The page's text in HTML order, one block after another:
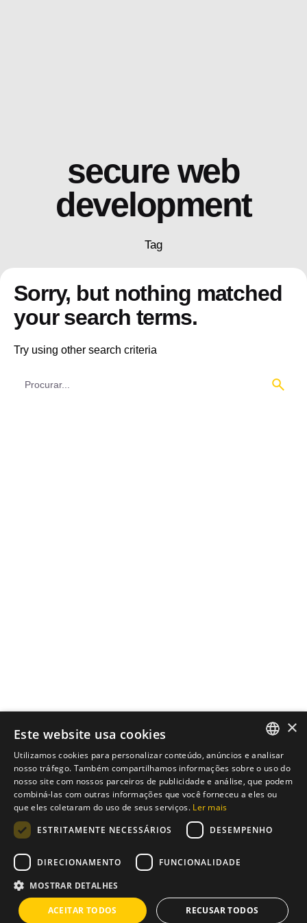
secure web
development
Tag
Sorry, but nothing matched
your search terms.
Try using other search criteria
Instagram/Whatsapp
Tens uma ideia?
Nós temos a solução
info@brixius.pt
Carreira
ENGLISH
PT
×
Este website usa cookies
Utilizamos cookies para personalizar conteúdo, anúncios e analisar
nosso tráfego. Também compartilhamos informações sobre o uso do
nosso site com nossos parceiros de publicidade e análise, que podem
combiná-las com outras informações que você forneceu a eles ou
que eles coletaram do uso de seus serviços. Ler mais
ESTRITAMENTE NECESSÁRIOS
DESEMPENHO
DIRECIONAMENTO FUNCIONALIDADE
MOSTRAR DETALHES
ACEITAR TODOS RECUSAR TODOS